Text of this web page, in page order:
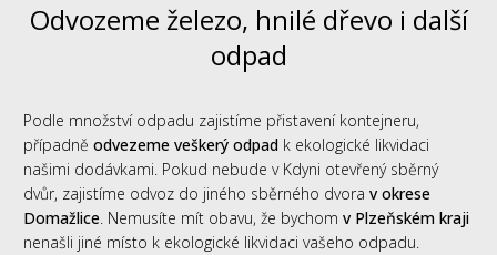
Odvozeme železo, hnilé dřevo i další
odpad
Podle množství odpadu zajistíme přistavení kontejneru,
případně odvezeme veškerý odpad k ekologické likvidaci
našimi dodávkami. Pokud nebude v Kdyni otevřený sběrný
dvůr, zajistíme odvoz do jiného sběrného dvora v okrese
Domažlice. Nemusíte mít obavu, že bychom v Plzeňském kraji
nenašli jiné místo k ekologické likvidaci vašeho odpadu.